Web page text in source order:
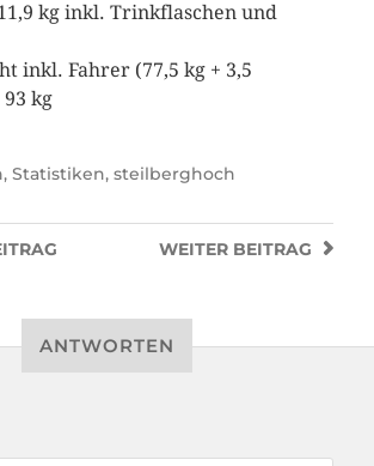
kg inkl. Trinkflaschen und
inkl. Fahrer (77,5 kg + 3,5
kg
, Statistiken, steilberghoch
WEITER BEITRAG
ANTWORTEN